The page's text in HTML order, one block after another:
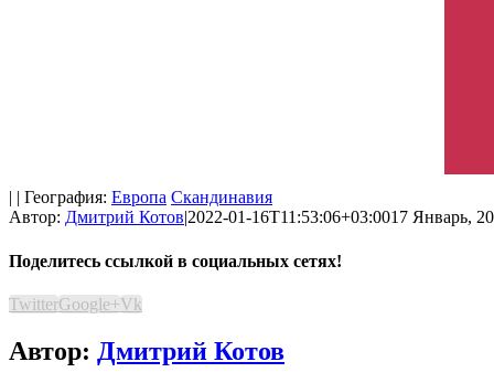
| | География: Европа Скандинавия
Автор: Дмитрий Котов|2022-01-16T11:53:06+03:0017 Январь,
Поделитесь ссылкой в социальных сетях!
TwitterGoogle+Vk
Автор: Дмитрий Котов